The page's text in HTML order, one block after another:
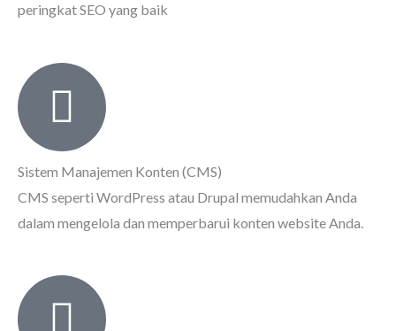
peringkat SEO yang baik
Sistem Manajemen Konten (CMS)
CMS seperti WordPress atau Drupal memudahkan Anda
dalam mengelola dan memperbarui konten website Anda.